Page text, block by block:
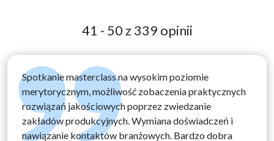
41 - 50 z 339 opinii
Spotkanie masterclass na wysokim poziomie
merytorycznym, możliwość zobaczenia praktycznych
rozwiązań jakościowych poprzez zwiedzanie
zakładów produkcyjnych. Wymiana doświadczeń i
nawiązanie kontaktów branżowych. Bardzo dobra